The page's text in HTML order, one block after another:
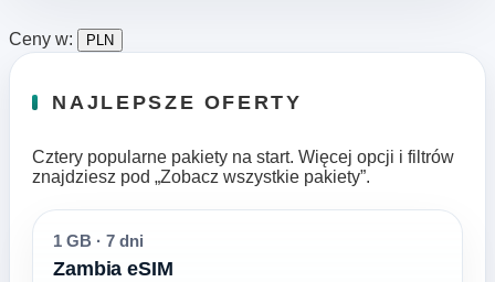
Ceny w: PLN
NAJLEPSZE OFERTY
Cztery popularne pakiety na start. Więcej opcji i filtrów
znajdziesz pod „Zobacz wszystkie pakiety”.
1 GB · 7 dni
Zambia eSIM